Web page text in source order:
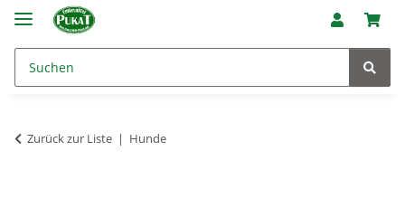
Zurück zur Liste Hunde